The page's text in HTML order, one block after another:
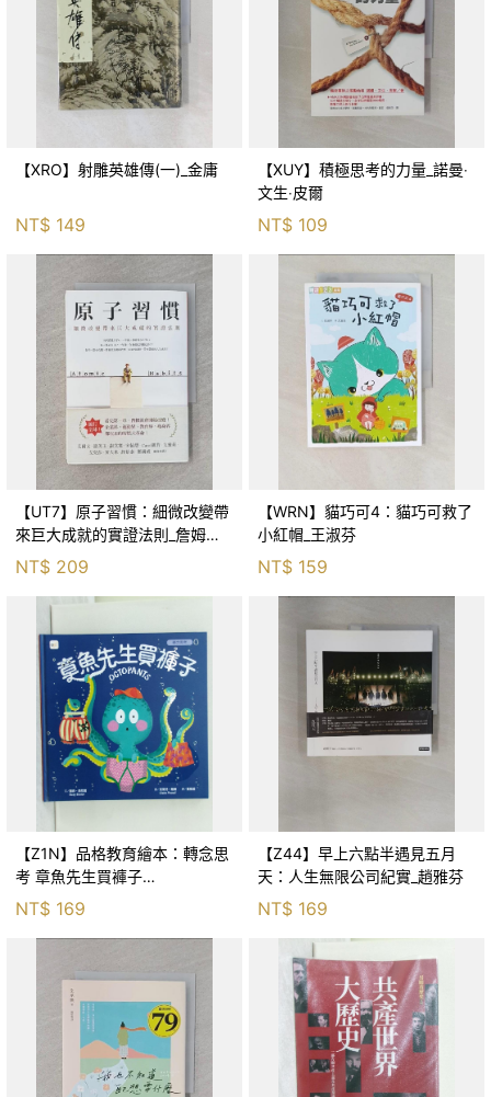
【XRO】射雕英雄傳(一)_金庸
NT$ 149
【XUY】積極思考的力量_諾曼‧
文生‧皮爾
NT$ 109
【UT7】原子習慣：細微改變帶
來巨大成就的實證法則_詹姆斯‧
克利爾, 蔡世偉
NT$ 209
【WRN】貓巧可4：貓巧可救了
小紅帽_王淑芬
NT$ 159
【Z1N】品格教育繪本：轉念思
考 章魚先生買褲子
(Octopants)_蘇西‧西尼爾, 黃筱
NT$ 169
【Z44】早上六點半遇見五月
天：人生無限公司紀實_趙雅芬
NT$ 169